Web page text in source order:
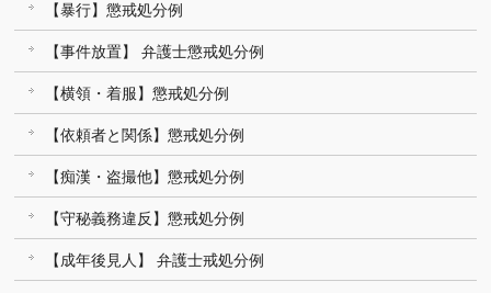
【暴行】懲戒処分例
【事件放置】 弁護士懲戒処分例
【横領・着服】懲戒処分例
【依頼者と関係】懲戒処分例
【痴漢・盗撮他】懲戒処分例
【守秘義務違反】懲戒処分例
【成年後見人】 弁護士戒処分例